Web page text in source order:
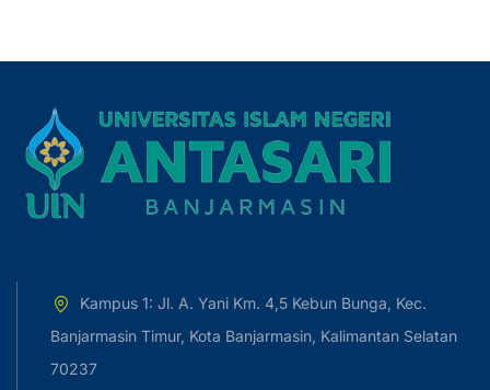
Kampus 1: Jl. A. Yani Km. 4,5 Kebun Bunga, Kec.
Banjarmasin Timur, Kota Banjarmasin, Kalimantan Selatan
70237